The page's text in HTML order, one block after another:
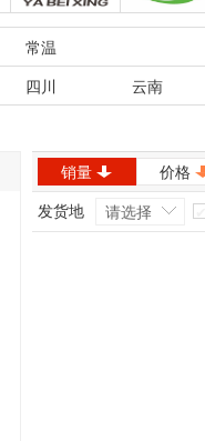
亚北兴
新鲜鲜
常温
四川
云南
销量
价格
发货地
请选择